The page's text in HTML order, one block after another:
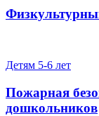
Детям 5-6 лет
Пожарная
дошкольников